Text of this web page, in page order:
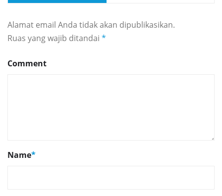
Alamat email Anda tidak akan dipublikasikan.
Ruas yang wajib ditandai *
Comment
Name*